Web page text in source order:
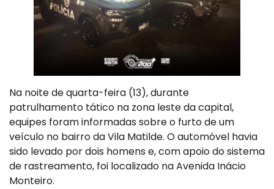
Na noite de quarta-feira (13), durante
patrulhamento tático na zona leste da capital,
equipes foram informadas sobre o furto de um
veículo no bairro da Vila Matilde. O automóvel havia
sido levado por dois homens e, com apoio do sistema
de rastreamento, foi localizado na Avenida Inácio
Monteiro.